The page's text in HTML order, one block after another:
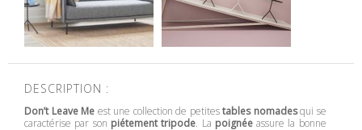
DESCRIPTION :
Don’t Leave Me est une collection de petitestables nomadesqui se
caractérise par son piétement tripode. La poignéeassure la bonne